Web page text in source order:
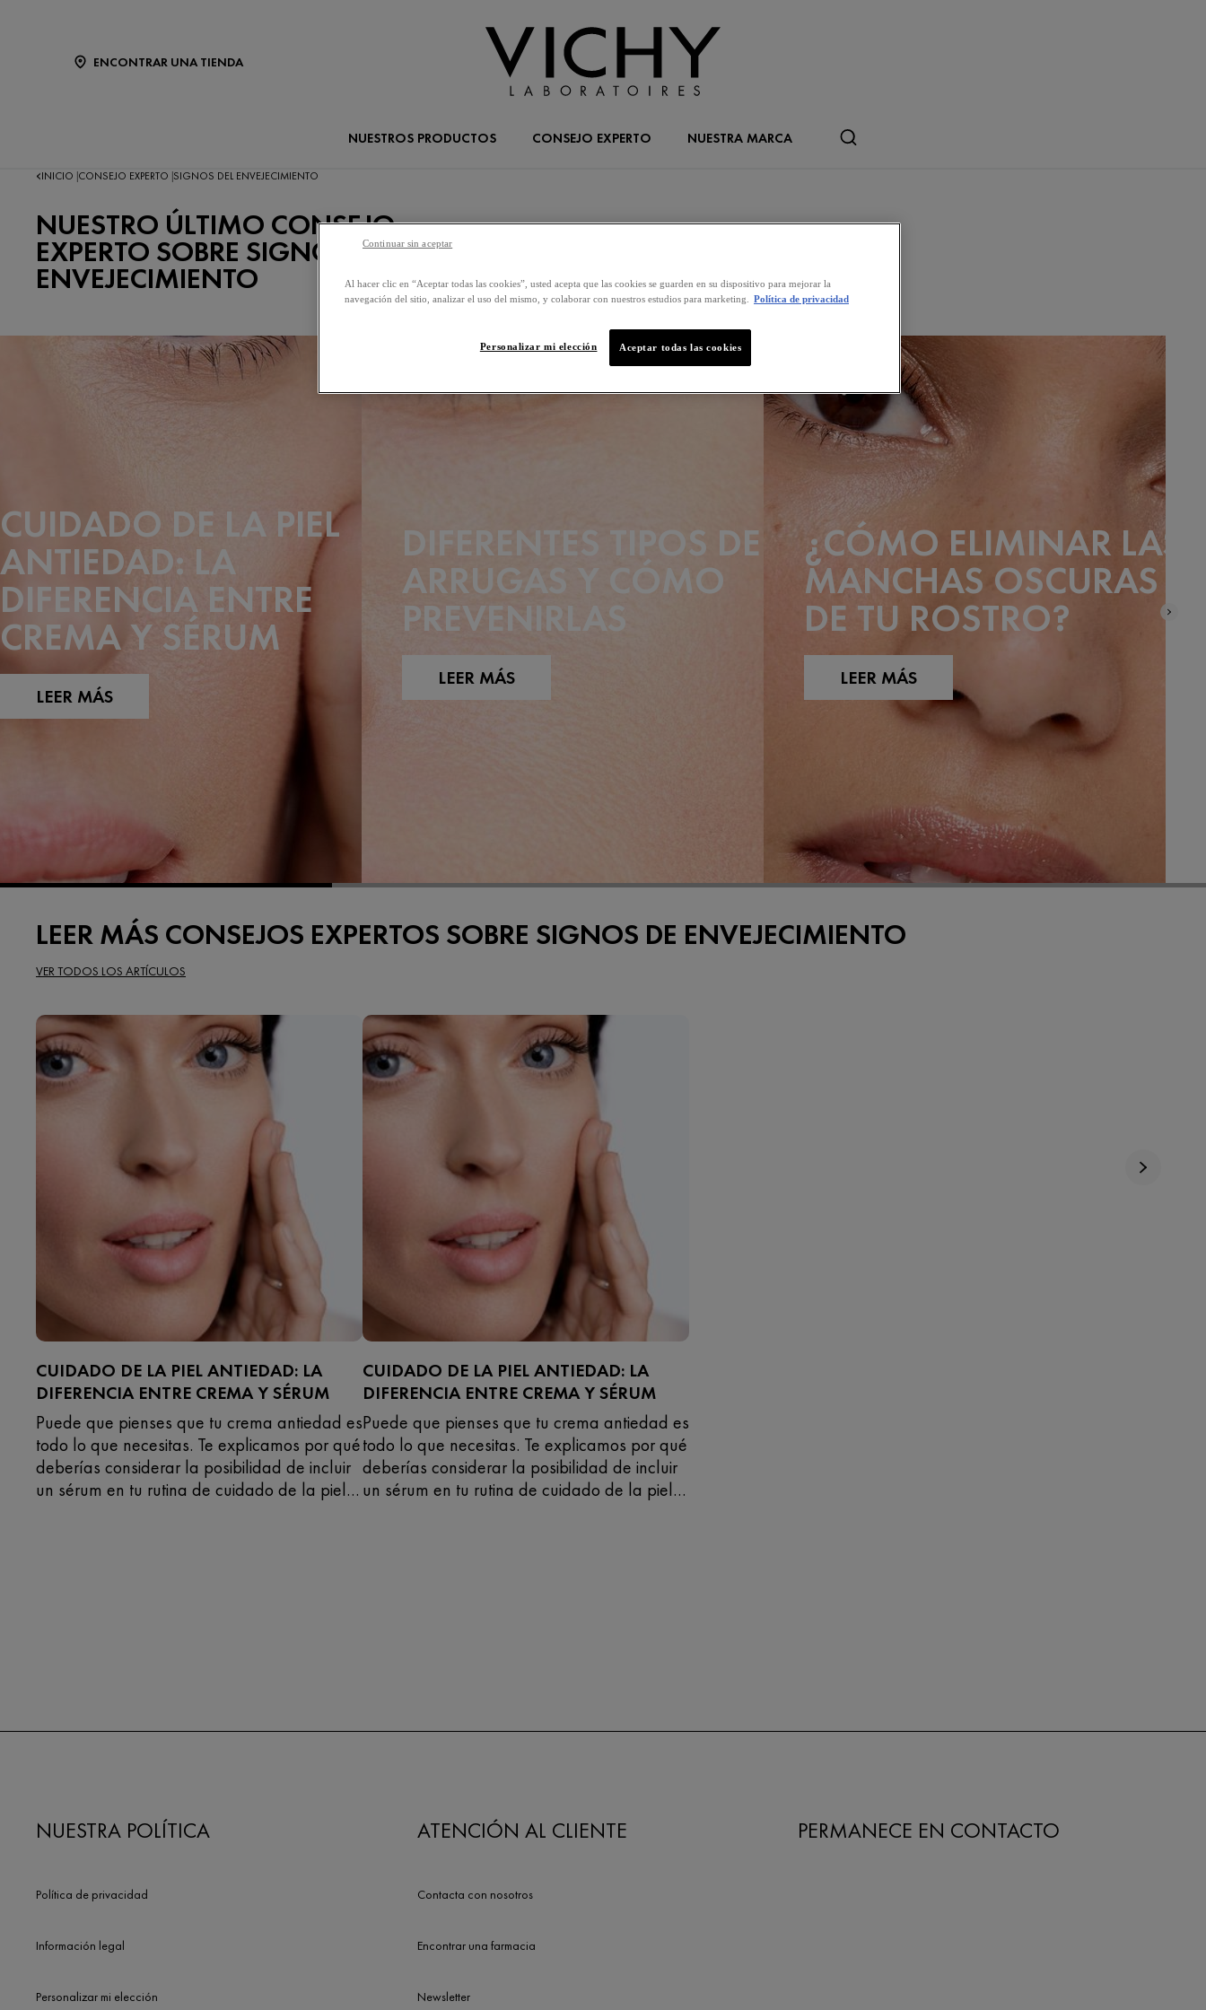
ENCONTRAR UNA TIENDA
NUESTROS PRODUCTOS CONSEJO EXPERTO NUESTRA MARCA
INICIO CONSEJO EXPERTO SIGNOS DEL ENVEJECIMIENTO
NUESTRO ÚLTIMO CONSEJO
EXPERTO SOBRE SIGNOS DE
ENVEJECIMIENTO
CUIDADO DE LA PIEL
ANTIEDAD: LA
DIFERENCIA ENTRE
CREMA Y SÉRUM
LEER MÁS
DIFERENTES TIPOS DE
ARRUGAS Y CÓMO
PREVENIRLAS
LEER MÁS
¿CÓMO ELIMINAR LAS
MANCHAS OSCURAS
DE TU ROSTRO?
LEER MÁS
LEER MÁS CONSEJOS EXPERTOS SOBRE SIGNOS DE ENVEJECIMIENTO
VER TODOS LOS ARTÍCULOS
CUIDADO DE LA PIEL ANTIEDAD: LA
DIFERENCIA ENTRE CREMA Y SÉRUM
Puede que pienses que tu crema antiedad es
todo lo que necesitas. Te explicamos por qué
deberías considerar la posibilidad de incluir
un sérum en tu rutina de cuidado de la piel
CUIDADO DE LA PIEL ANTIEDAD: LA
DIFERENCIA ENTRE CREMA Y SÉRUM
Puede que pienses que tu crema antiedad es
todo lo que necesitas. Te explicamos por qué
deberías considerar la posibilidad de incluir
un sérum en tu rutina de cuidado de la piel
NUESTRA POLÍTICA
Política de privacidad
Información legal
Personalizar mi elección
ATENCIÓN AL CLIENTE
Contacta con nosotros
Encontrar una farmacia
Newsletter
PERMANECE EN CONTACTO
Al hacer clic en “Aceptar todas las cookies”, usted acepta que las cookies se guarden en su dispositivo para mejorar la
navegación del sitio, analizar el uso del mismo, y colaborar con nuestros estudios para marketing.
Política de privacidad
Aceptar todas las cookies
Personalizar mi elección
Continuar sin aceptar